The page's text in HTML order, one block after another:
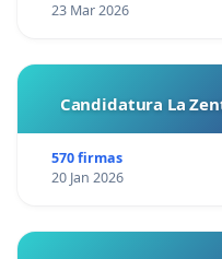
23 Mar 2026
Candidatura La
570 firmas
20 Jan 2026